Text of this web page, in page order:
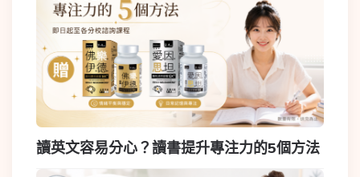
讀英文容易分心？讀書提升專注力的5個方法